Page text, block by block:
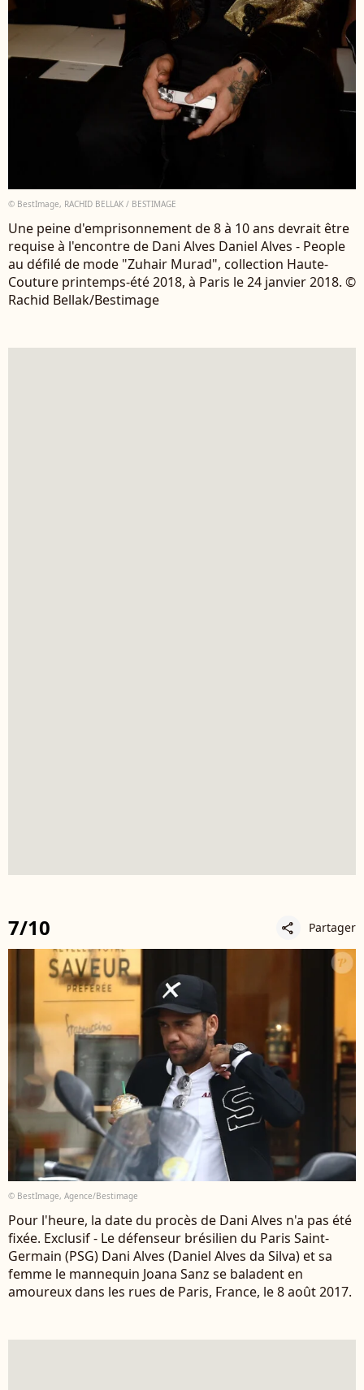
© BestImage, RACHID BELLAK / BESTIMAGE
Une peine d'emprisonnement de 8 à 10 ans devrait être
requise à l'encontre de Dani Alves Daniel Alves - People
au défilé de mode "Zuhair Murad", collection Haute-
Couture printemps-été 2018, à Paris le 24 janvier 2018. ©
Rachid Bellak/Bestimage
7/10 share Partager
© BestImage, Agence/Bestimage
Pour l'heure, la date du procès de Dani Alves n'a pas été
fixée. Exclusif - Le défenseur brésilien du Paris Saint-
Germain (PSG) Dani Alves (Daniel Alves da Silva) et sa
femme le mannequin Joana Sanz se baladent en
amoureux dans les rues de Paris, France, le 8 août 2017.